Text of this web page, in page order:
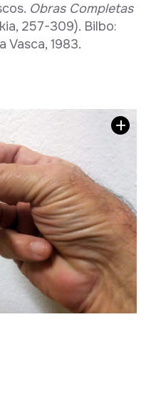
Obras Completas
257-309). Bilbo:
Vasca, 1983.